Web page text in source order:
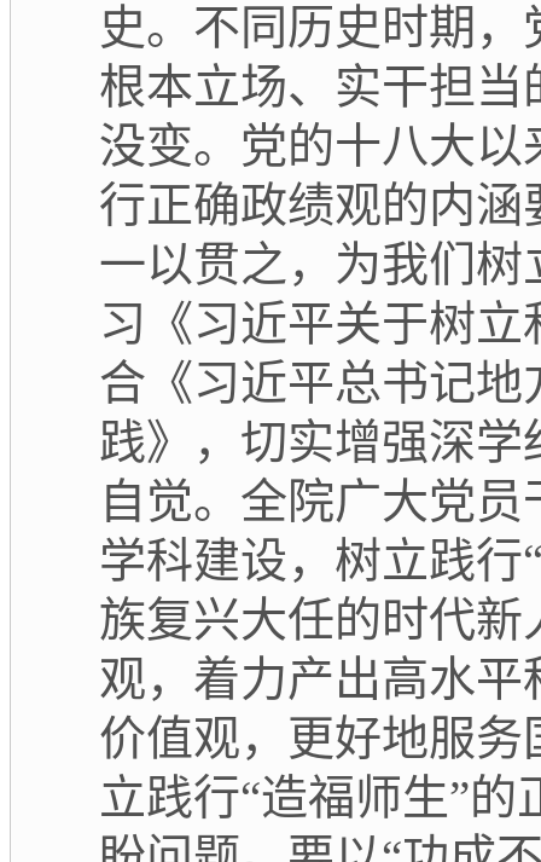
史。不同历史时期
根本立场、实干担
没变。党的十八大
行正确政绩观的内
一以贯之，为我们
习《习近平关于树
合《习近平总书记
践》，切实增强深
自觉。全院广大党
学科建设，树立践行
族复兴大任的时代新
观，着力产出高水平
价值观，更好地服
立践行“造福师生”